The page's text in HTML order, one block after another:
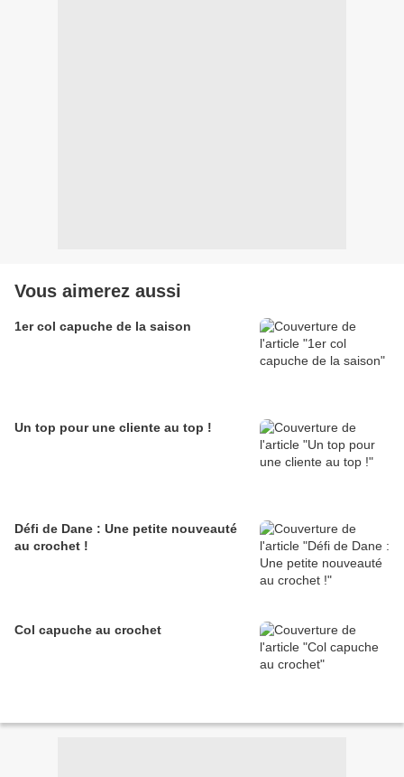
Vous aimerez aussi
1er col capuche de la saison
Un top pour une cliente au top !
Défi de Dane : Une petite nouveauté
au crochet !
Col capuche au crochet